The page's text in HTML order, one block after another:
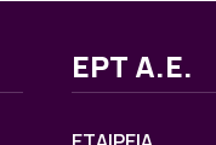
ΕΡΤ Α.Ε.